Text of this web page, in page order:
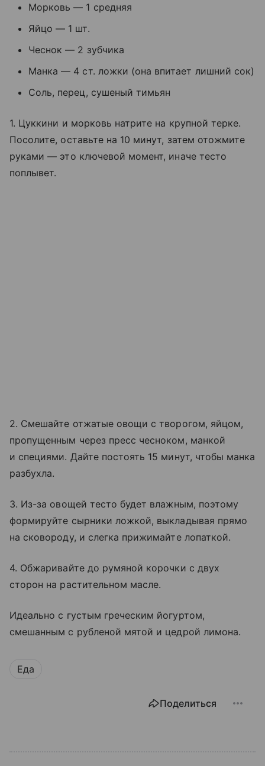
Морковь — 1 средняя
Яйцо — 1 шт.
Чеснок — 2 зубчика
Манка — 4 ст. ложки (она впитает лишний сок)
Соль, перец, сушеный тимьян
1. Цуккини и морковь натрите на крупной терке.
Посолите, оставьте на 10 минут, затем отожмите
руками — это ключевой момент, иначе тесто
поплывет.
2. Смешайте отжатые овощи с творогом, яйцом,
пропущенным через пресс чесноком, манкой
и специями. Дайте постоять 15 минут, чтобы манка
разбухла.
3. Из-за овощей тесто будет влажным, поэтому
формируйте сырники ложкой, выкладывая прямо
на сковороду, и слегка прижимайте лопаткой.
4. Обжаривайте до румяной корочки с двух
сторон на растительном масле.
Идеально с густым греческим йогуртом,
смешанным с рубленой мятой и цедрой лимона.
Еда
Поделиться